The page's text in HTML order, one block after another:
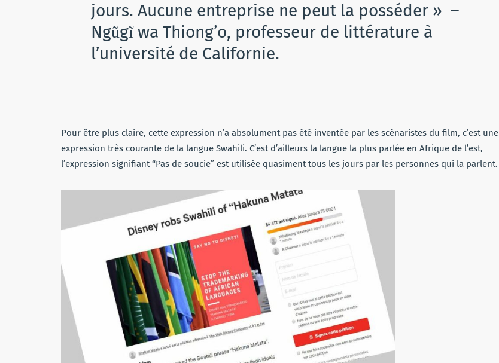
jours. Aucune entreprise ne peut la posséder » –
Ngũgĩ wa Thiong’o, professeur de littérature à
l’université de Californie.
Pour être plus claire, cette expression n’a absolument pas été inventée par les scénaristes du film, c’est une
expression très courante de la langue Swahili. C’est d’ailleurs la langue la plus parlée en Afrique de l’est,
l’expression signifiant “Pas de soucie” est utilisée quasiment tous les jours par les personnes qui la parlent.